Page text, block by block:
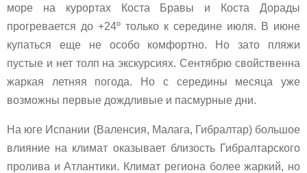
море на курортах Коста Бравы и Коста Дорады
прогревается до +24º только к середине июля. В июне
купаться еще не особо комфортно. Но зато пляжи
пустые и нет толп на экскурсиях. Сентябрю свойственна
жаркая летняя погода. Но с середины месяца уже
возможны первые дождливые и пасмурные дни.
На юге Испании (Валенсия, Малага, Гибралтар) большое
влияние на климат оказывает близость Гибралтарского
пролива и Атлантики. Климат региона более жаркий, но